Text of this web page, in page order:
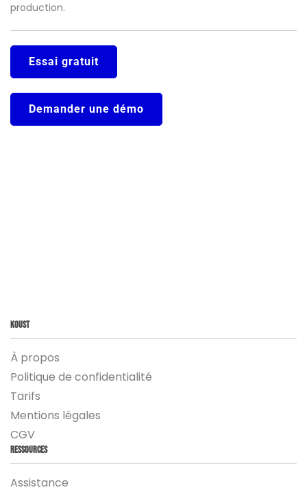
production.
Essai gratuit
Demander une démo
Koust
À propos
Politique de confidentialité
Tarifs
Mentions légales
CGV
Ressources
Assistance